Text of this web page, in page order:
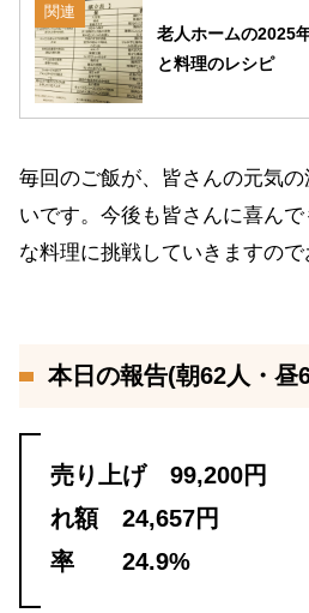
関連
老人ホームの2025
と料理のレシピ
毎回のご飯が、皆さんの元気
いです。今後も皆さんに喜ん
な料理に挑戦していきますので
本日の報告(朝62人・昼
売り上げ
れ額 24,657
率 24.9%